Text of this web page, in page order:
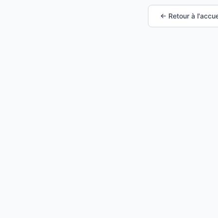
← Retour à